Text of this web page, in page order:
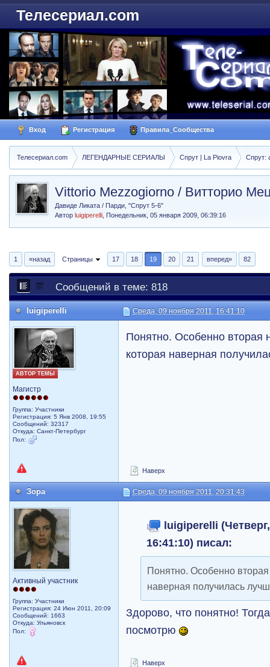
Телесериал.com
Вход Регистрация Правила_Сообщества
Телесериал.com ЛЕГЕНДАРНЫЕ СЕРИАЛЫ Спрут | La Piovra Спрут:
Vittorio Mezzogiorno / Витторио
Давиде Ликата / Парди, "Спрут 5-6"
Авторluigiperelli ,Понедельник, 05 января 2009, 06:39:16
1 «назад Страницы 17 18 19 20 21 вперед» 82
Сообщений в теме: 818
luigiperelli Среда, 09 ноября 2011, 16:41:10
АВТОР ТЕМЫ
Магистр
Группа: Участники
Регистрация: 5 Янв 2008, 19:55
Сообщений: 32317
Откуда: Санкт-Петербург
Пол:
Понятно. Особенно вторая
которая наверная
Наверх
Зора Среда, 09 ноября 2011, 20:31:43
Активный участник
Группа: Участники
Регистрация: 24 Июн 2011, 20:09
Сообщений: 1663
Откуда: Ульяновск
Пол:
luigiperelli
16:41:10) писал:
Понятно. Особенно
наверная получилась
Здорово, что понятно!
посмотрю
Наверх